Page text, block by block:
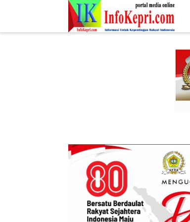
.post-body img { display: block; margin: 0 auto; max-